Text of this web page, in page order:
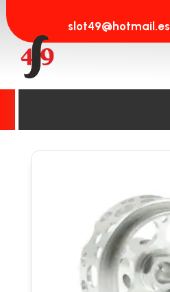
slot49@hotmail.es